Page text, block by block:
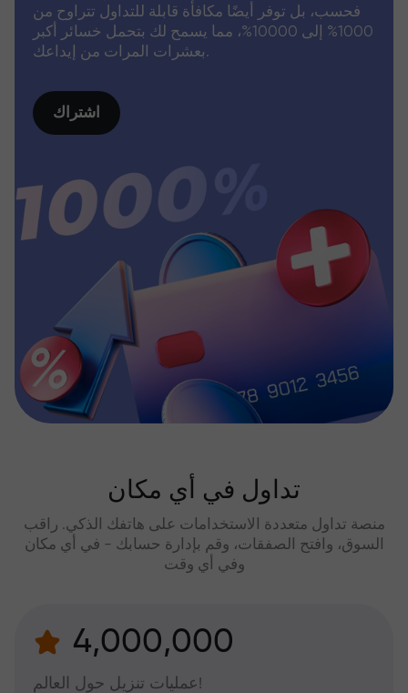
فحسب، بل توفر أيضًا مكافأة قابلة للتداول تتراوح من
1000% إلى 10000%، مما يسمح لك بتحمل خسائر أكبر
بعشرات المرات من إيداعك.
اشتراك
تداول في أي مكان
منصة تداول متعددة الاستخدامات على هاتفك الذكي. راقب
السوق، وافتح الصفقات، وقم بإدارة حسابك - في أي مكان
وفي أي وقت
4,000,000
عمليات تنزيل حول العالم!